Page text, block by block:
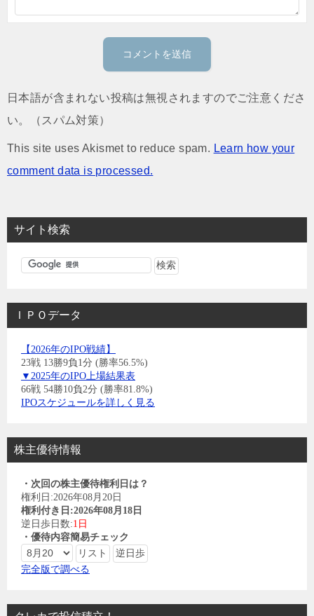
日本語が含まれない投稿は無視されますのでご注意くださ
い。（スパム対策）
This site uses Akismet to reduce spam. Learn how your
comment data is processed.
サイト検索
ＩＰＯデータ
【2026年のIPO戦績】
23戦 13勝9負1分 (勝率56.5%)
▼2025年のIPO上場結果表
66戦 54勝10負2分 (勝率81.8%)
IPOスケジュールを詳しく見る
株主優待情報
・次回の株主優待権利日は？
権利日:2026年08月20日
権利付き日:2026年08月18日
逆日歩日数:1日
・優待内容簡易チェック
完全版で調べる